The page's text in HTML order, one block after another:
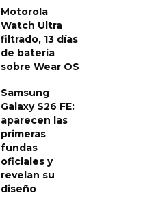
Motorola
Watch Ultra
filtrado, 13 días
de batería
sobre Wear OS
Samsung
Galaxy S26 FE:
aparecen las
primeras
fundas
oficiales y
revelan su
diseño